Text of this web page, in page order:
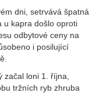
dni, setrvává špatná
u kapra došlo oproti
odbytové ceny na
i posilující
loni 1. října,
tržních ryb zhruba